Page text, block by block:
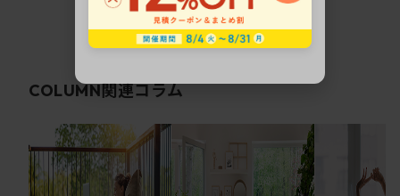
COLUMN関連コラム